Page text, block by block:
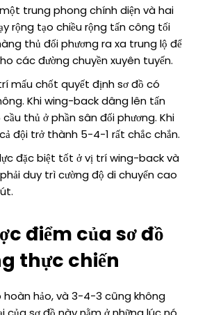
trung phong chính diện và hai
rộng tạo chiều rộng tấn công tối
thủ đối phương ra xa trung lộ để
các đường chuyền xuyên tuyến.
mấu chốt quyết định sơ đồ có
Khi wing-back dâng lên tấn
thủ ở phần sân đối phương. Khi
đội trở thành 5-4-1 rất chắc chắn.
đặc biệt tốt ở vị trí wing-back và
duy trì cường độ di chuyển cao
điểm của sơ đồ
thực chiến
hoàn hảo, và 3-4-3 cũng không